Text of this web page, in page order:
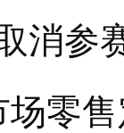
消参
零售